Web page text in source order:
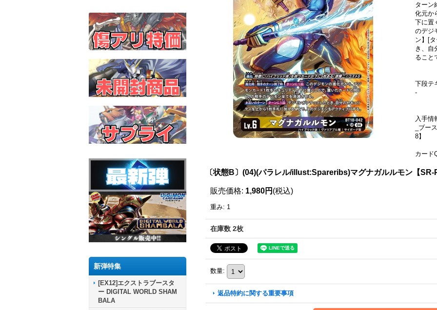
新弾特集
[EX12]エクストラブースタ
ー DIGITAL WORLD SHAM
BALA
ターン
化元か
下に置
のデジ
ン】[
き、自
ること
下段テ
-
入手情
_ブー
8】
カード
〔状態B〕(04)(パラレル/illust:Spareribs)マグナガルルモン【
販売価格: 1,980円 (税込)
重み: 1
在庫数 2枚
数量:
返品特約に関する重要事項